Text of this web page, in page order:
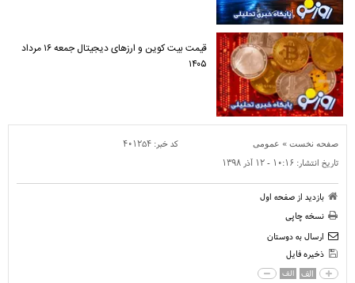
قیمت بیت کوین و ارز‌های دیجیتال جمعه ۱۶ مرداد
۱۴۰۵
صفحه نخست » عمومی کد خبر: ۴۰۱۲۵۴
تاریخ انتشار: ۱۰:۱۶ - ۱۲ آذر ۱۳۹۸
بازدید از صفحه اول
نسخه چاپی
ارسال به دوستان
ذخیره فایل
الف الف